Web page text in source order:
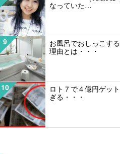
なっていた…
9
お風呂でおしっこす
理由とは・・・
10
ロト７で４億円ゲッ
ぎる・・・